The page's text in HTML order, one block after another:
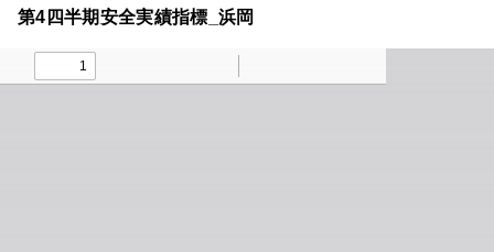
第4四半期安全実績指標_浜岡